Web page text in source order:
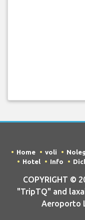
Home voli
Hotel
Info
COPYRIGHT ©
"TripTQ" and
Aeroporto